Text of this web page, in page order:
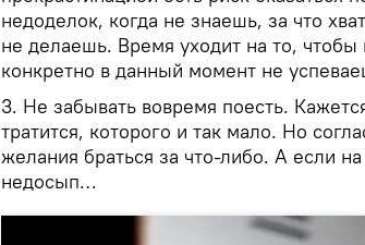
недоделок, когда не знаешь, за что
не делаешь. Время уходит на то, чтобы
конкретно в данный момент не
3. Не забывать вовремя поесть.
тратится, которого и так мало. Но
желания браться за что-либо. А если
недосып…